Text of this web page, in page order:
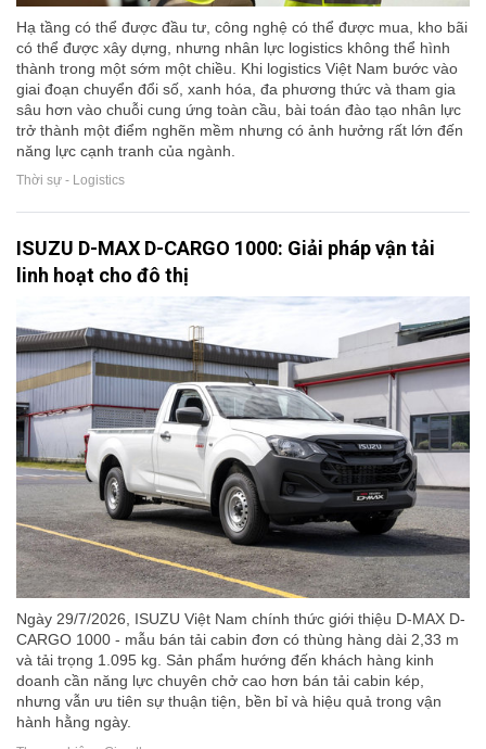
Hạ tầng có thể được đầu tư, công nghệ có thể được mua, kho bãi
có thể được xây dựng, nhưng nhân lực logistics không thể hình
thành trong một sớm một chiều. Khi logistics Việt Nam bước vào
giai đoạn chuyển đổi số, xanh hóa, đa phương thức và tham gia
sâu hơn vào chuỗi cung ứng toàn cầu, bài toán đào tạo nhân lực
trở thành một điểm nghẽn mềm nhưng có ảnh hưởng rất lớn đến
năng lực cạnh tranh của ngành.
Thời sự - Logistics
ISUZU D-MAX D-CARGO 1000: Giải pháp vận tải
linh hoạt cho đô thị
Ngày 29/7/2026, ISUZU Việt Nam chính thức giới thiệu D-MAX D-
CARGO 1000 - mẫu bán tải cabin đơn có thùng hàng dài 2,33 m
và tải trọng 1.095 kg. Sản phẩm hướng đến khách hàng kinh
doanh cần năng lực chuyên chở cao hơn bán tải cabin kép,
nhưng vẫn ưu tiên sự thuận tiện, bền bỉ và hiệu quả trong vận
hành hằng ngày.